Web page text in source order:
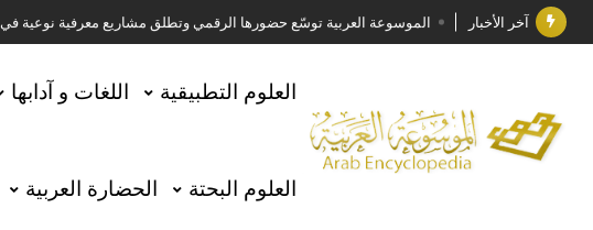
آخر الأخبار الموسوعة العربية توسّع حضورها الرقمي وتطلق مشاريع معرفية نوعية في 2026
جائزة مجمع الملك سلمان العالمي للغة العربية 2025
الأستاذ إياد خالد الطباع مدير عام لهيئة الموسوعة العربية
السيد محمد ياسين صالح وزيرا للثقافة
العلوم التطبيقية اللغات و آدابها
العلوم البحتة الحضارة العربية